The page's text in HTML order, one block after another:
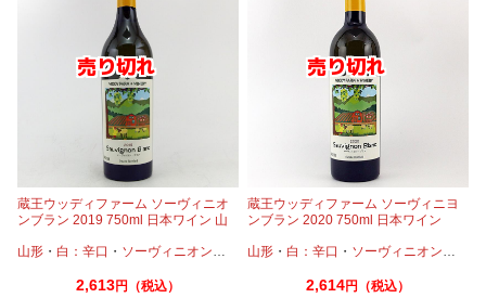
蔵王ウッディファーム ソーヴィニオ
ンブラン 2019 750ml 日本ワイン 山
山形 ・ 白：辛口 ・ ソーヴィニオンブラン
2,613円（税込）
蔵王ウッディファーム ソーヴィニヨ
ンブラン 2020 750ml 日本ワイン
山形 ・ 白：辛口 ・ ソーヴィニオンブラン
2,614円（税込）